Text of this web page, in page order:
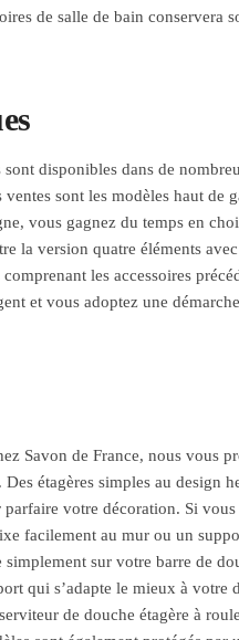
de salle de bain conservera
disponibles dans de
sont les modèles haut de
vous gagnez du temps en
la version quatre éléments
les accessoires
et vous adoptez une
Savon de France, nous vous
étagères simples au design
votre décoration. Si vous
facilement au mur ou un
sur votre barre de
qui s’adapte le mieux à votre
de douche étagère à